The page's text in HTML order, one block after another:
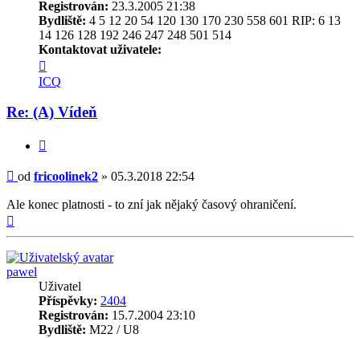
Registrován: 23.3.2005 21:38
Bydliště: 4 5 12 20 54 120 130 170 230 558 601 RIP: 6 13
14 126 128 192 246 247 248 501 514
Kontaktovat uživatele:
uživatele
fricoolinek2
ICQ
Re: (A) Vídeň
Příspěvek
od fricoolinek2 » 05.3.2018 22:54
Ale konec platnosti - to zní jak nějaký časový ohraničení.
pawel
Uživatel
Příspěvky: 2404
Registrován: 15.7.2004 23:10
Bydliště: M22 / U8